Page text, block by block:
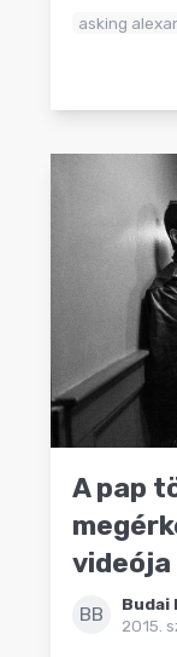
asking
A pap
videója
BB
Budai
2015.